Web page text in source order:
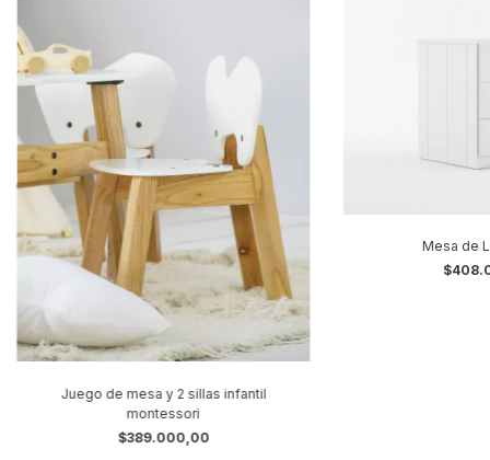
Juego de mesa y 2 sillas infantil
montessori
$389.000,00
Mesa de